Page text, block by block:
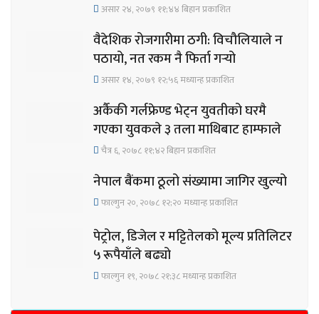
असार २४, २०७९ ११;४४ बिहान प्रकाशित
वैदेशिक रोजगारीमा ठगी: विचौलियाले न
पठायो, नत रकम नै फिर्ता गर्‍यो
असार १४, २०७९ १२;५६ मध्यान्ह प्रकाशित
अर्कैकी गर्लफ्रेण्ड भेट्न युवतीको घरमै
गएका युवकले ३ तला माथिबाट हाम्फाले
चैत्र ६, २०७८ ११;४२ बिहान प्रकाशित
नेपाल बैंकमा ठूलो संख्यामा जागिर खुल्यो
फाल्गुन २०, २०७८ १२;२० मध्यान्ह प्रकाशित
पेट्रोल, डिजेल र मट्टितेलको मूल्य प्रतिलिटर
५ रूपैयाँले बढ्यो
फाल्गुन १९, २०७८ २१;३८ मध्यान्ह प्रकाशित